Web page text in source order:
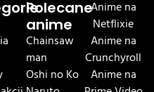
Polecane
anime
Chainsaw
man
Oshi no Ko
Anime na
Netflixie
Anime na
Crunchyroll
Anime na